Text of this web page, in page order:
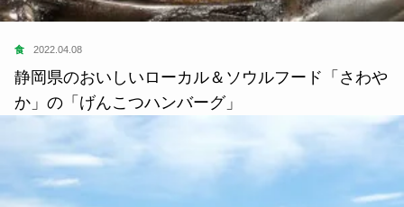
食 2022.04.08
静岡県のおいしいローカル＆ソウルフード「さわや
か」の「げんこつハンバーグ」